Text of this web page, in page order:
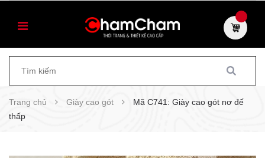
Trang chủ Giày cao gót
Mã C741: Giày cao gót nơ đế
thấp